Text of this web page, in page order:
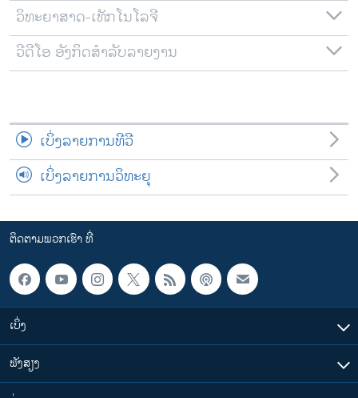
ວິທະຍາສາດ-ເທັກໂນໂລຈີ
ວີດີໂອ ອັງກິດສຳລັບລາຍງານ
ເບິ່ງລາຍການທີວີ
ເບິ່ງລາຍການວິທະຍຸ
ຕິດຕາມພວກເຮົາ ທີ່
ເບິ່ງ
ຟັງສຽງ